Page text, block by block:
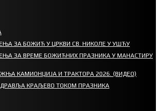
ЗА БОЖИЋ У ЦРКВИ СВ. НИКОЛЕ У УШЋУ
ЗА ВРЕМЕ БОЖИЋНИХ ПРАЗНИКА У МАНАСТИРУ
КАМИОНЏИЈА И ТРАКТОРА 2026. (ВИДЕО)
КРАЉЕВО ТОКОМ ПРАЗНИКА